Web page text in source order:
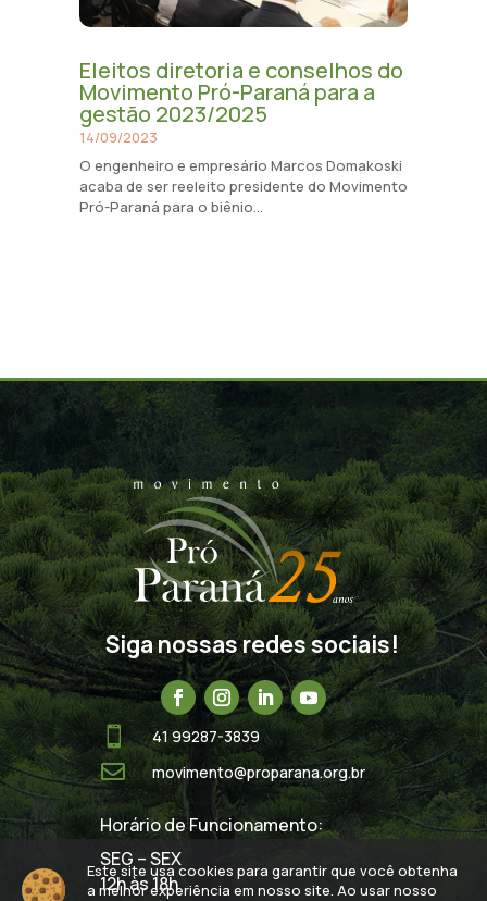
Eleitos diretoria e conselhos do
Movimento Pró-Paraná para a
gestão 2023/2025
14/09/2023
O engenheiro e empresário Marcos Domakoski
acaba de ser reeleito presidente do Movimento
Pró-Paraná para o biênio...
Siga nossas redes sociais!
Este site usa cookies para garantir que você obtenha
a melhor experiência em nosso site. Ao usar nosso
 41 99287-3839
 movimento@proparana.org.br
Horário de Funcionamento:
SEG – SEX
12h às 18h